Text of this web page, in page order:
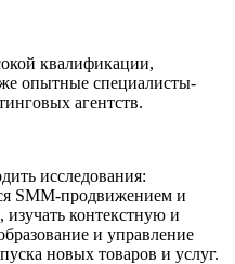
квалификации,
опытные специалисты-
агентств.
исследования:
SMM-продвижением и
контекстную и
и управление
новых товаров и услуг.